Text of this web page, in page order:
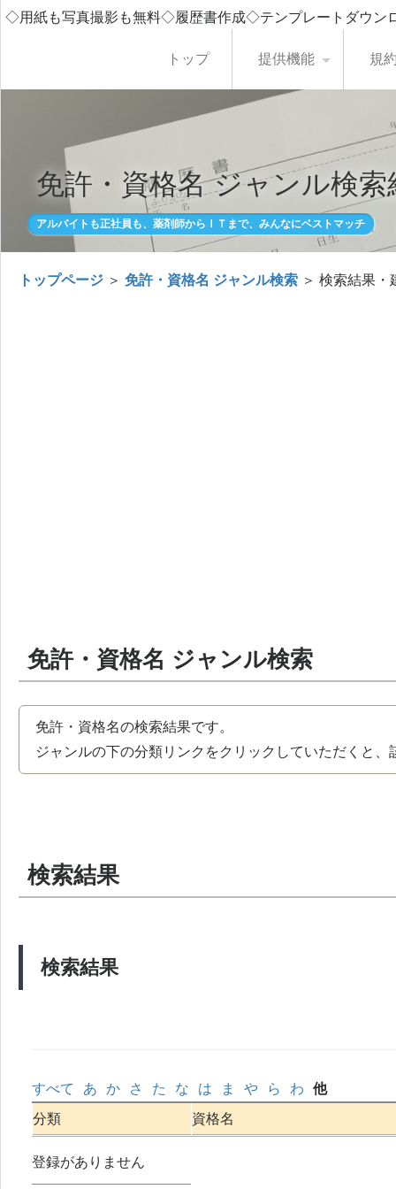
◇用紙も写真撮影も無料◇履歴書作成◇テンプレートダウ
トップ 提供機能 規
免許・資格名 ジャンル検索
アルバイトも正社員も、薬剤師からＩＴまで、みんなにベストマッチ
トップページ ＞ 免許・資格名 ジャンル検索 ＞ 検索結果・
免許・資格名 ジャンル検索
免許・資格名の検索結果です。
ジャンルの下の分類リンクをクリックしていただくと
検索結果
検索結果
すべて あ か さ た な は ま や ら わ
他
分類
資格名
登録がありません